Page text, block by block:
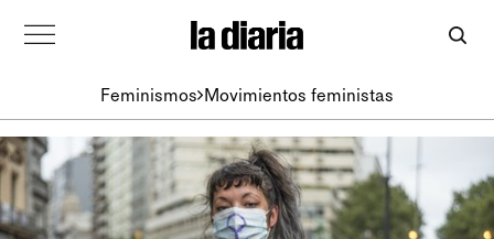
Feminismos Movimientos feministas